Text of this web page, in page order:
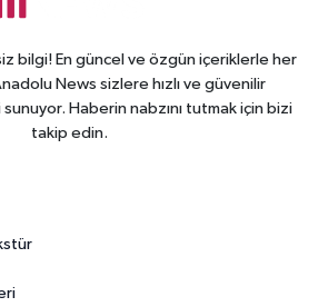
bilgi! En güncel ve özgün içeriklerle her
News sizlere hızlı ve güvenilir
Haberin nabzını tutmak için bizi
takip edin.